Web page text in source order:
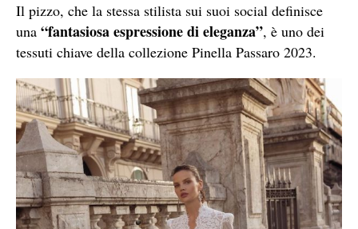
Il pizzo, che la stessa stilista sui suoi social definisce
una “fantasiosa espressione di eleganza”, è uno dei
tessuti chiave della collezione Pinella Passaro 2023.